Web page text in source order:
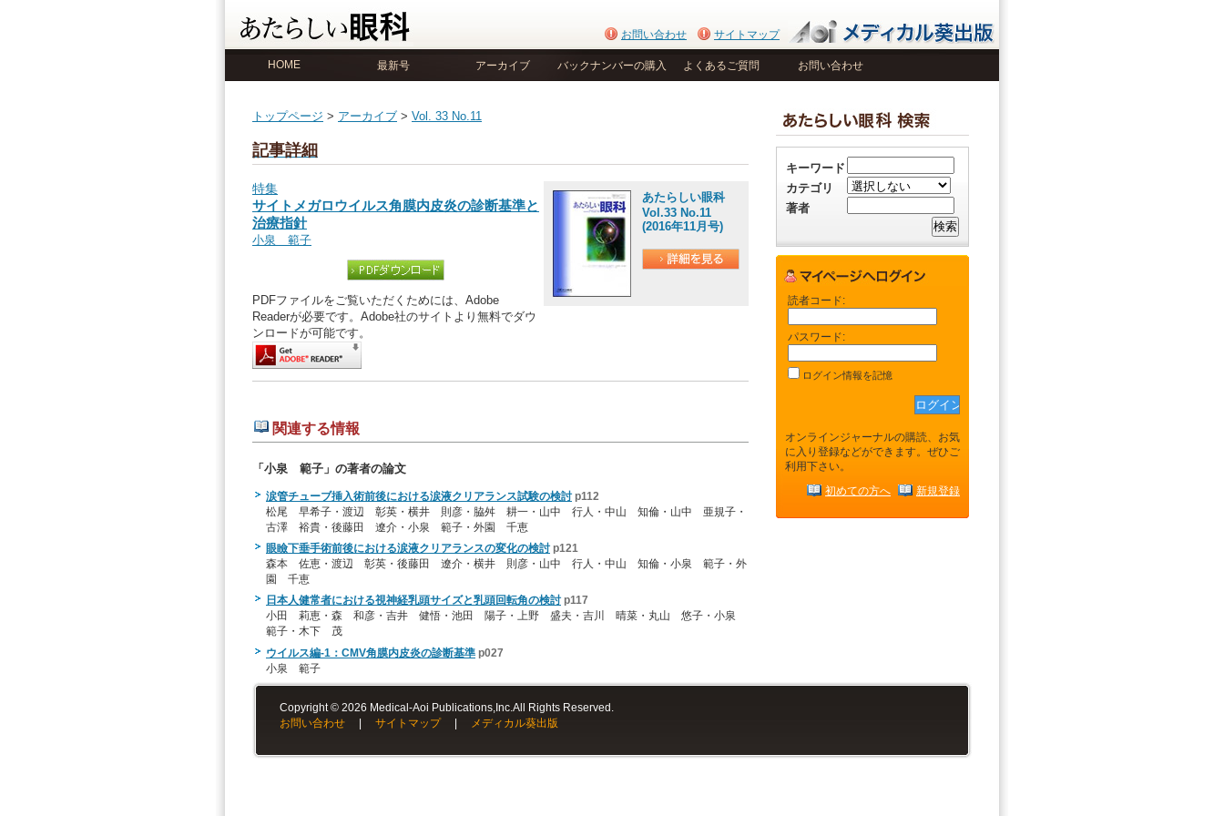
お問い合わせ サイトマップ
HOME 最新号 アーカイブ バックナンバーの購入 よくあるご質問 お問い合わせ
トップページ > アーカイブ > Vol. 33 No.11
記事詳細
あたらしい眼科
Vol.33 No.11
(2016年11月号)
特集
サイトメガロウイルス角膜内皮炎の診断基準と
治療指針
小泉 範子
PDFファイルをご覧いただくためには、Adobe
Readerが必要です。Adobe社のサイトより無料でダウ
ンロードが可能です。
関連する情報
「小泉 範子」の著者の論文
涙管チューブ挿入術前後における涙液クリアランス試験の検討 p112
松尾 早希子・渡辺 彰英・横井 則彦・脇舛 耕一・山中 行人・中山 知倫・山中 亜規子・
古澤 裕貴・後藤田 遼介・小泉 範子・外園 千恵
眼瞼下垂手術前後における涙液クリアランスの変化の検討 p121
森本 佐恵・渡辺 彰英・後藤田 遼介・横井 則彦・山中 行人・中山 知倫・小泉 範子・外
園 千恵
日本人健常者における視神経乳頭サイズと乳頭回転角の検討 p117
小田 莉恵・森 和彦・吉井 健悟・池田 陽子・上野 盛夫・吉川 晴菜・丸山 悠子・小泉
範子・木下 茂
ウイルス編-1：CMV角膜内皮炎の診断基準 p027
小泉 範子
キーワード
カテゴリ
著者
読者コード:
パスワード:
ログイン情報を記憶
オンラインジャーナルの購読、お気
に入り登録などができます。ぜひご
利用下さい。
初めての方へ 新規登録
Copyright © 2026 Medical-Aoi Publications,Inc.All Rights Reserved.
お問い合わせ | サイトマップ| メディカル葵出版